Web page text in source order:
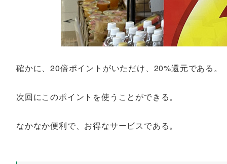
確かに、20倍ポイントがいただけ、20%還元である。
次回にこのポイントを使うことができる。
なかなか便利で、お得なサービスである。